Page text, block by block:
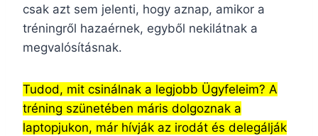
csak azt sem jelenti, hogy aznap, amikor a
tréningről hazaérnek, egyből nekilátnak a
megvalósításnak.
Tudod, mit csinálnak a legjobb Ügyfeleim? A
tréning szünetében máris dolgoznak a
laptopjukon, már hívják az irodát és delegálják